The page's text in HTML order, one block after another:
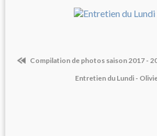
Compilation de photos saison 2017 -
Entretien du Lundi -